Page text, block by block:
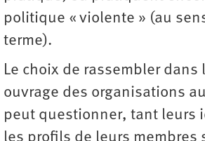
politique « violente » (au
terme).
Le choix de rassembler dans
ouvrage des organisations
peut questionner, tant leurs